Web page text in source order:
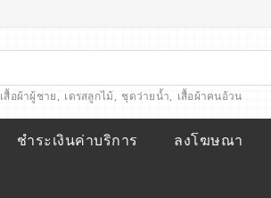
เสื้อผ้าผู้ชาย, เดรสลูกไม้, ชุดว่ายน้ำ, เสื้อผ้าคนอ้วน
ชำระเงินค่าบริการ ลงโฆษณา